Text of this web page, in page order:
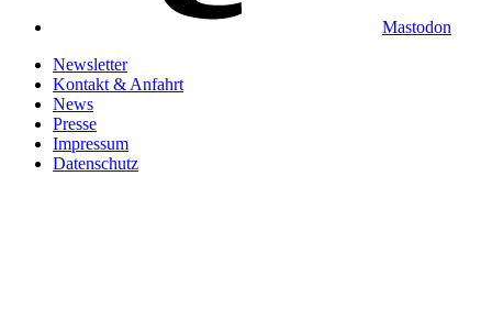
Mastodon
Newsletter
Kontakt & Anfahrt
News
Presse
Impressum
Datenschutz